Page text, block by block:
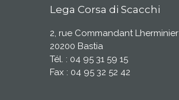
Lega Corsa di Scacchi
2, rue Commandant Lherminier
20200 Bastia
Tél. : 04 95 31 59 15
Fax : 04 95 32 52 42